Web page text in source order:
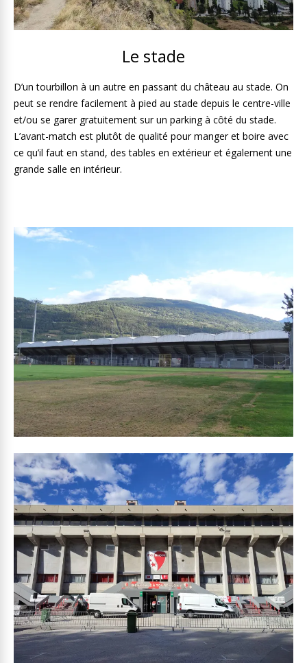
Le stade
D’un tourbillon à un autre en passant du château au stade. On
peut se rendre facilement à pied au stade depuis le centre-ville
et/ou se garer gratuitement sur un parking à côté du stade.
L’avant-match est plutôt de qualité pour manger et boire avec
ce qu’il faut en stand, des tables en extérieur et également une
grande salle en intérieur.